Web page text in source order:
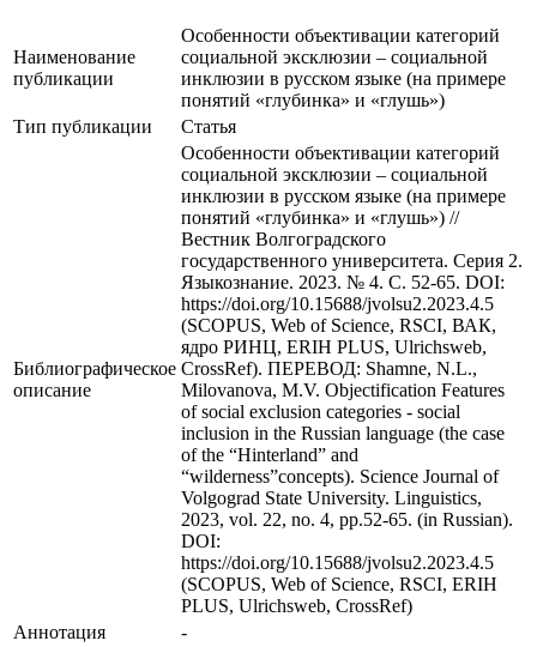
Наименование
публикации
Особенности объективации категорий
социальной эксклюзии – социальной
инклюзии в русском языке (на примере
понятий «глубинка» и «глушь»)
Тип публикации
Статья
Библиографическое
описание
Особенности объективации категорий
социальной эксклюзии – социальной
инклюзии в русском языке (на примере
понятий «глубинка» и «глушь») //
Вестник Волгоградского
государственного университета. Серия 2.
Языкознание. 2023. № 4. С. 52-65. DOI:
https://doi.org/10.15688/jvolsu2.2023.4.5
(SCOPUS, Web of Science, RSCI, ВАК,
ядро РИНЦ, ERIH PLUS, Ulrichsweb,
CrossRef). ПЕРЕВОД: Shamne, N.L.,
Milovanova, M.V. Objectification Features
of social exclusion categories - social
inclusion in the Russian language (the case
of the “Hinterland” and
“wilderness”concepts). Science Journal of
Volgograd State University. Linguistics,
2023, vol. 22, no. 4, pp.52-65. (in Russian).
DOI:
https://doi.org/10.15688/jvolsu2.2023.4.5
(SCOPUS, Web of Science, RSCI, ERIH
PLUS, Ulrichsweb, CrossRef)
Аннотация
-